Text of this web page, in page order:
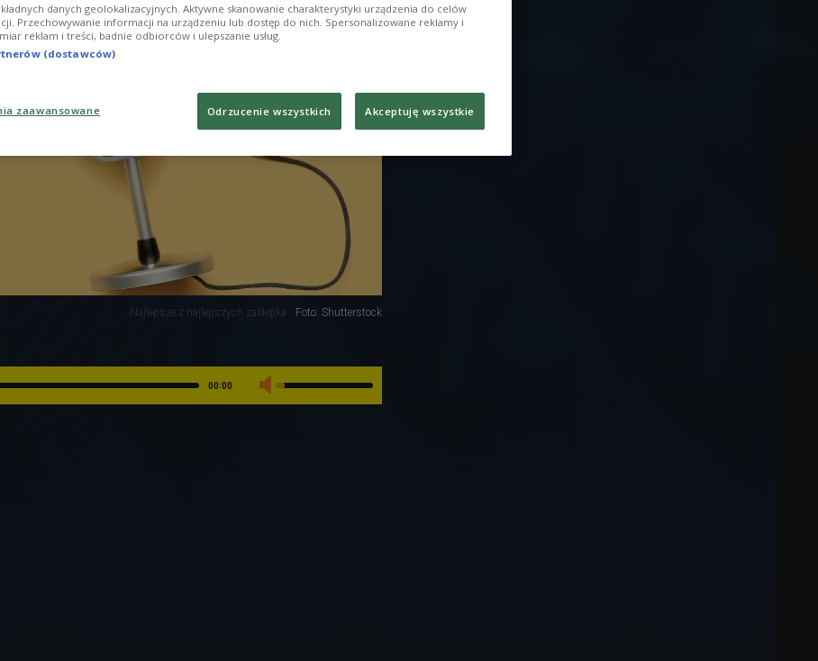
Najlepsze z najlepszych zaślepka Foto: Shutterstock
00:00
danych geolokalizacyjnych. Aktywne skanowanie charakterystyki urządzenia do celów
Przechowywanie informacji na urządzeniu lub dostęp do nich. Spersonalizowane reklamy i
reklam i treści, badnie odbiorców i ulepszanie usług.
(dostawców)
zaawansowane Odrzucenie wszystkich Akceptuję wszystkie